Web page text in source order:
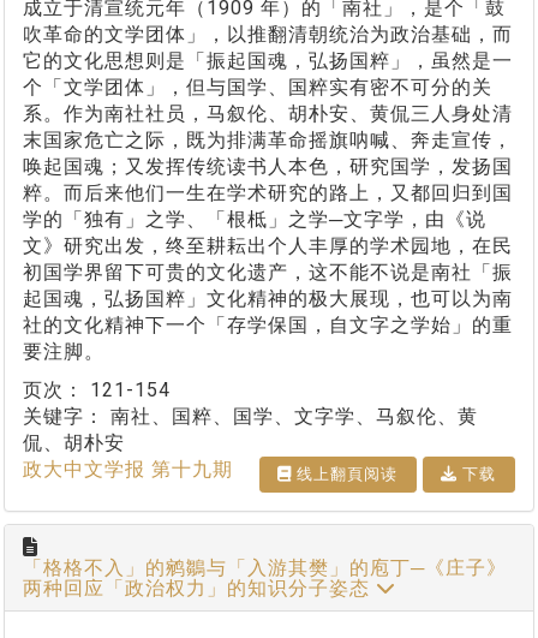
成立于清宣统元年（1909 年）的「南社」，是个「鼓
吹革命的文学团体」，以推翻清朝统治为政治基础，而
它的文化思想则是「振起国魂，弘扬国粹」，虽然是一
个「文学团体」，但与国学、国粹实有密不可分的关
系。作为南社社员，马叙伦、胡朴安、黄侃三人身处清
末国家危亡之际，既为排满革命摇旗呐喊、奔走宣传，
唤起国魂；又发挥传统读书人本色，研究国学，发扬国
粹。而后来他们一生在学术研究的路上，又都回归到国
学的「独有」之学、「根柢」之学─文字学，由《说
文》研究出发，终至耕耘出个人丰厚的学术园地，在民
初国学界留下可贵的文化遗产，这不能不说是南社「振
起国魂，弘扬国粹」文化精神的极大展现，也可以为南
社的文化精神下一个「存学保国，自文字之学始」的重
要注脚。
页次： 121-154
关键字： 南社、国粹、国学、文字学、马叙伦、黄
侃、胡朴安
政大中文学报 第十九期
线上翻⾴阅读 下载
「格格不入」的鹓鶵与「入游其樊」的庖丁─《庄子》
两种回应「政治权力」的知识分子姿态